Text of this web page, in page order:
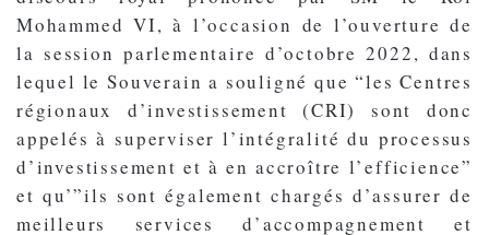
Mohammed VI, à l’occasion de l’ouverture de
la session parlementaire d’octobre 2022, dans
lequel le Souverain a souligné que “les Centres
régionaux d’investissement (CRI) sont donc
appelés à superviser l’intégralité du processus
d’investissement et à en accroître l’efficience”
et qu’”ils sont également chargés d’assurer de
meilleurs services d’accompagnement et